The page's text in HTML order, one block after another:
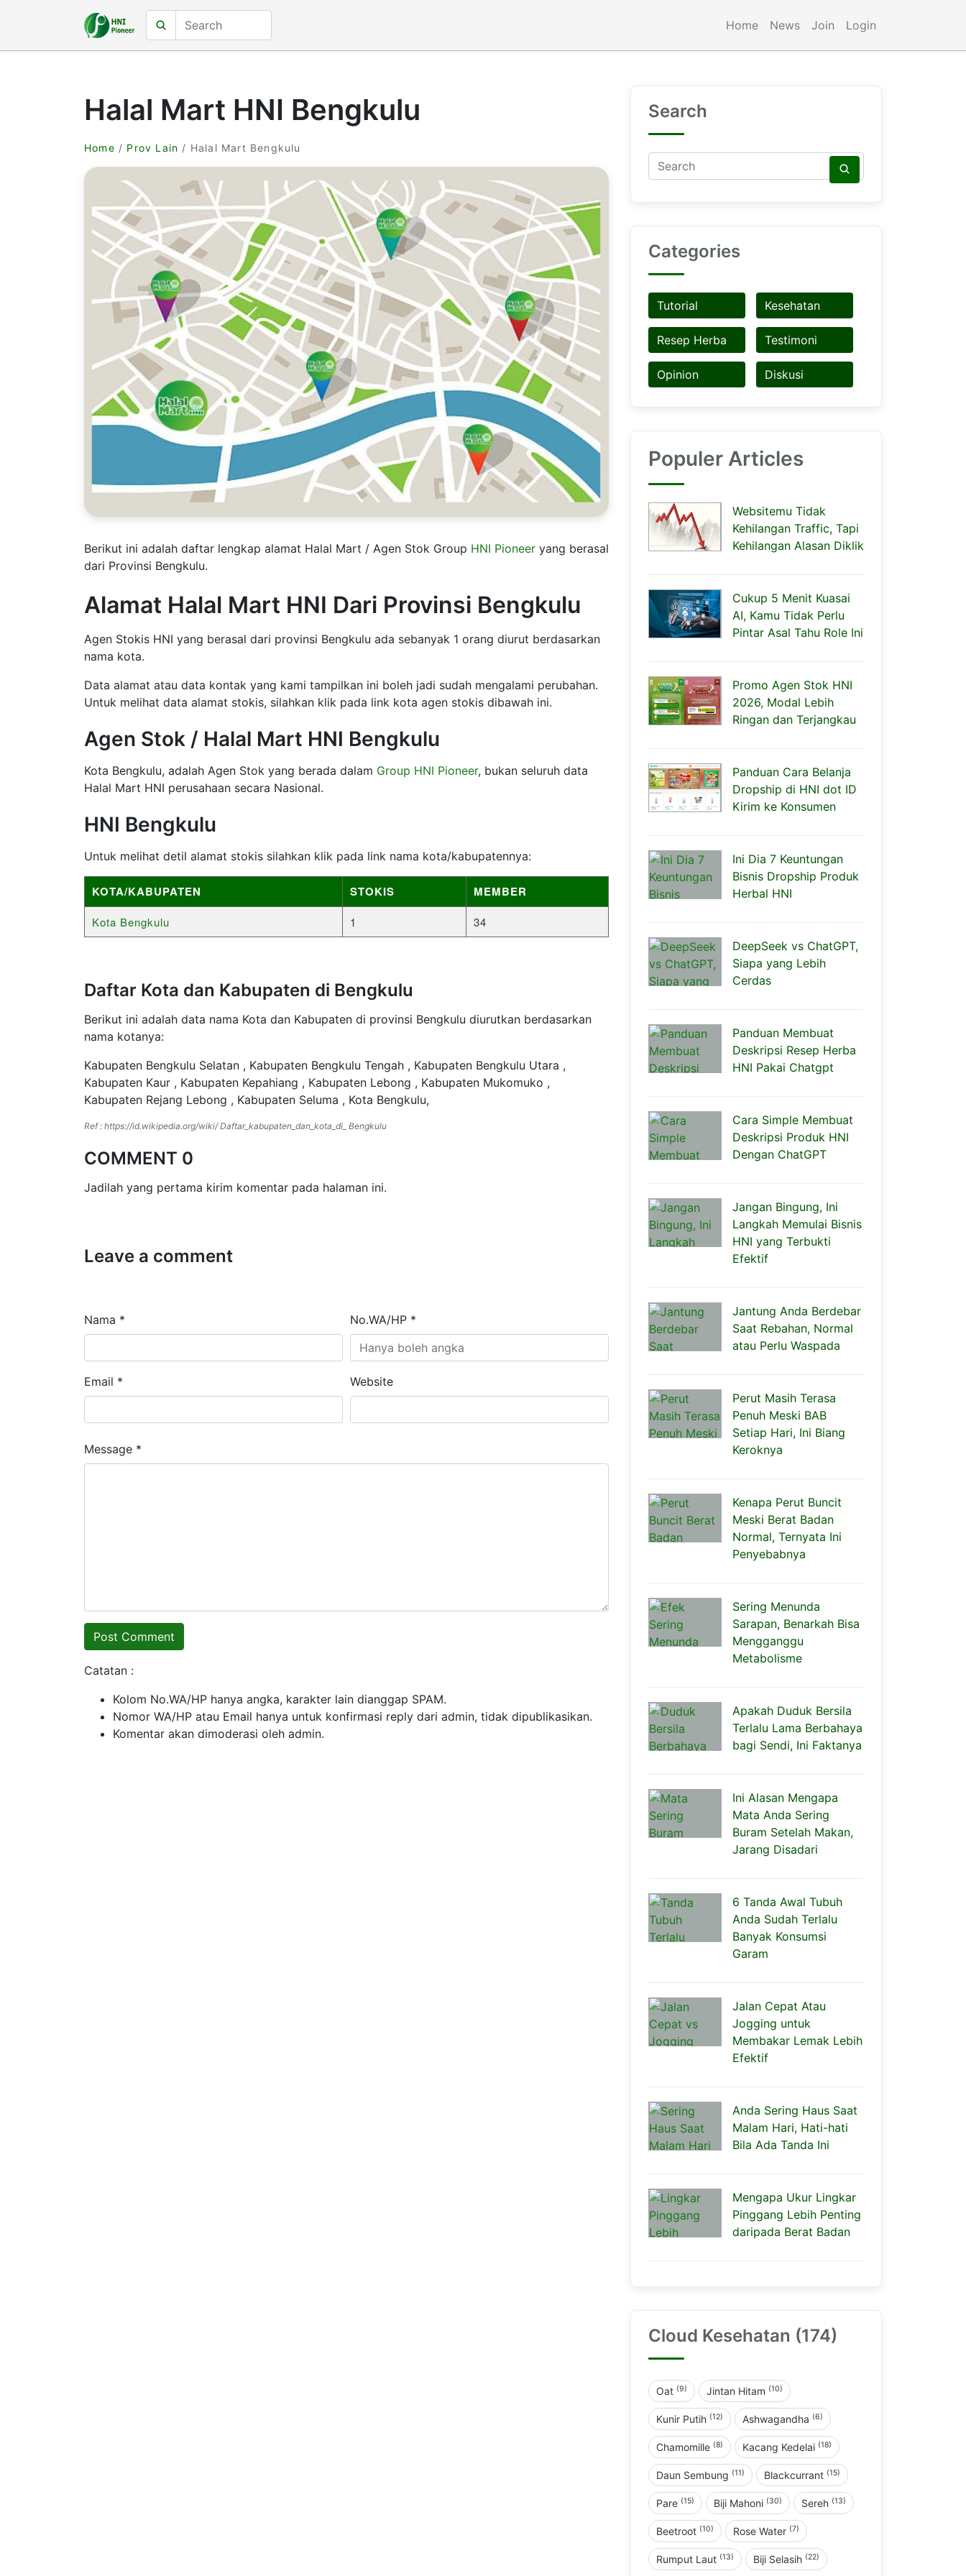
Home News Join Login
Halal Mart HNI Bengkulu
Home / Prov Lain / Halal Mart Bengkulu
Berikut ini adalah daftar lengkap alamat Halal Mart / Agen Stok Group HNI Pioneer yang berasal
dari Provinsi Bengkulu.
Alamat Halal Mart HNI Dari Provinsi Bengkulu
Agen Stokis HNI yang berasal dari provinsi Bengkulu ada sebanyak 1 orang diurut berdasarkan
nama kota.
Data alamat atau data kontak yang kami tampilkan ini boleh jadi sudah mengalami perubahan.
Untuk melihat data alamat stokis, silahkan klik pada link kota agen stokis dibawah ini.
Agen Stok / Halal Mart HNI Bengkulu
Kota Bengkulu, adalah Agen Stok yang berada dalam Group HNI Pioneer, bukan seluruh data
Halal Mart HNI perusahaan secara Nasional.
HNI Bengkulu
Untuk melihat detil alamat stokis silahkan klik pada link nama kota/kabupatennya:
KOTA/KABUPATEN STOKIS MEMBER
Kota Bengkulu 1 34
Daftar Kota dan Kabupaten di Bengkulu
Berikut ini adalah data nama Kota dan Kabupaten di provinsi Bengkulu diurutkan berdasarkan
nama kotanya:
Kabupaten Bengkulu Selatan , Kabupaten Bengkulu Tengah , Kabupaten Bengkulu Utara ,
Kabupaten Kaur , Kabupaten Kepahiang , Kabupaten Lebong , Kabupaten Mukomuko ,
Kabupaten Rejang Lebong , Kabupaten Seluma , Kota Bengkulu,
Ref : https://id.wikipedia.org/wiki/ Daftar_kabupaten_dan_kota_di_ Bengkulu
COMMENT 0
Jadilah yang pertama kirim komentar pada halaman ini.
Leave a comment
Nama * No.WA/HP *
Email * Website
Message *
Catatan :
Kolom No.WA/HP hanya angka, karakter lain dianggap SPAM.
Nomor WA/HP atau Email hanya untuk konfirmasi reply dari admin, tidak dipublikasikan.
Komentar akan dimoderasi oleh admin.
Search
Categories
Tutorial Kesehatan
Resep Herba Testimoni
Opinion Diskusi
Populer Articles
Websitemu Tidak
Kehilangan Traffic, Tapi
Kehilangan Alasan Diklik
Cukup 5 Menit Kuasai
AI, Kamu Tidak Perlu
Pintar Asal Tahu Role Ini
Promo Agen Stok HNI
2026, Modal Lebih
Ringan dan Terjangkau
Panduan Cara Belanja
Dropship di HNI dot ID
Kirim ke Konsumen
Ini Dia 7 Keuntungan
Bisnis Dropship Produk
Herbal HNI
DeepSeek vs ChatGPT,
Siapa yang Lebih
Cerdas
Panduan Membuat
Deskripsi Resep Herba
HNI Pakai Chatgpt
Cara Simple Membuat
Deskripsi Produk HNI
Dengan ChatGPT
Jangan Bingung, Ini
Langkah Memulai Bisnis
HNI yang Terbukti
Efektif
Jantung Anda Berdebar
Saat Rebahan, Normal
atau Perlu Waspada
Perut Masih Terasa
Penuh Meski BAB
Setiap Hari, Ini Biang
Keroknya
Kenapa Perut Buncit
Meski Berat Badan
Normal, Ternyata Ini
Penyebabnya
Sering Menunda
Sarapan, Benarkah Bisa
Mengganggu
Metabolisme
Apakah Duduk Bersila
Terlalu Lama Berbahaya
bagi Sendi, Ini Faktanya
Ini Alasan Mengapa
Mata Anda Sering
Buram Setelah Makan,
Jarang Disadari
6 Tanda Awal Tubuh
Anda Sudah Terlalu
Banyak Konsumsi
Garam
Jalan Cepat Atau
Jogging untuk
Membakar Lemak Lebih
Efektif
Anda Sering Haus Saat
Malam Hari, Hati-hati
Bila Ada Tanda Ini
Mengapa Ukur Lingkar
Pinggang Lebih Penting
daripada Berat Badan
Cloud Kesehatan (174)
Oat (9) Jintan Hitam (10)
Kunir Putih (12) Ashwagandha (6)
Chamomille (8) Kacang Kedelai (18)
Daun Sembung (11) Blackcurrant (15)
Pare (15) Biji Mahoni (30) Sereh (13)
Beetroot (10) Rose Water (7)
Rumput Laut (13) Biji Selasih (22)